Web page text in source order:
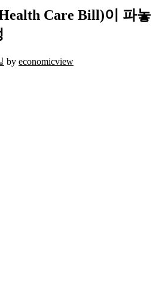
Care Bill)이 파놓
by economicview